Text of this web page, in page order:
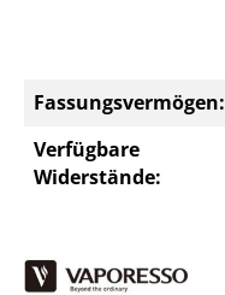
Fassungsvermögen:
Verfügbare
Widerstände: